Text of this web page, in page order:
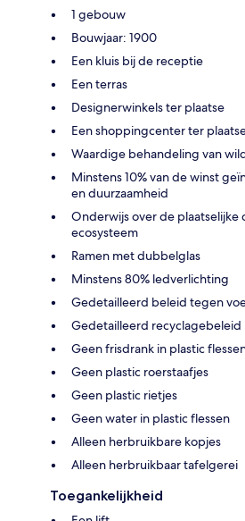
1 gebouw
Bouwjaar: 1900
Een kluis bij de receptie
Een terras
Designerwinkels ter plaatse
Een shoppingcenter ter
Waardige behandeling van
Minstens 10% van de winst
en duurzaamheid
Onderwijs over de plaatselijke
ecosysteem
Ramen met dubbelglas
Minstens 80% ledverlichting
Gedetailleerd beleid tegen
Gedetailleerd recyclagebeleid
Geen frisdrank in plastic
Geen plastic roerstaafjes
Geen plastic rietjes
Geen water in plastic flessen
Alleen herbruikbare kopjes
Alleen herbruikbaar tafelgerei
Toegankelijkheid